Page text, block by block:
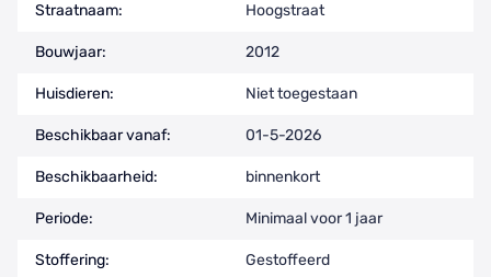
Straatnaam: Hoogstraat
Bouwjaar: 2012
Huisdieren: Niet toegestaan
Beschikbaar vanaf: 01-5-2026
Beschikbaarheid: binnenkort
Periode: Minimaal voor 1 jaar
Stoffering: Gestoffeerd